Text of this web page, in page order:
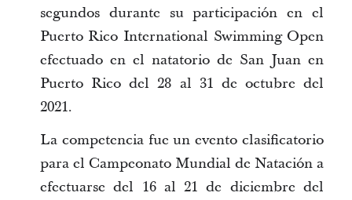
segundos durante su participación en el
Puerto Rico International Swimming Open
efectuado en el natatorio de San Juan en
Puerto Rico del 28 al 31 de octubre del
2021.
La competencia fue un evento clasificatorio
para el Campeonato Mundial de Natación a
efectuarse del 16 al 21 de diciembre del